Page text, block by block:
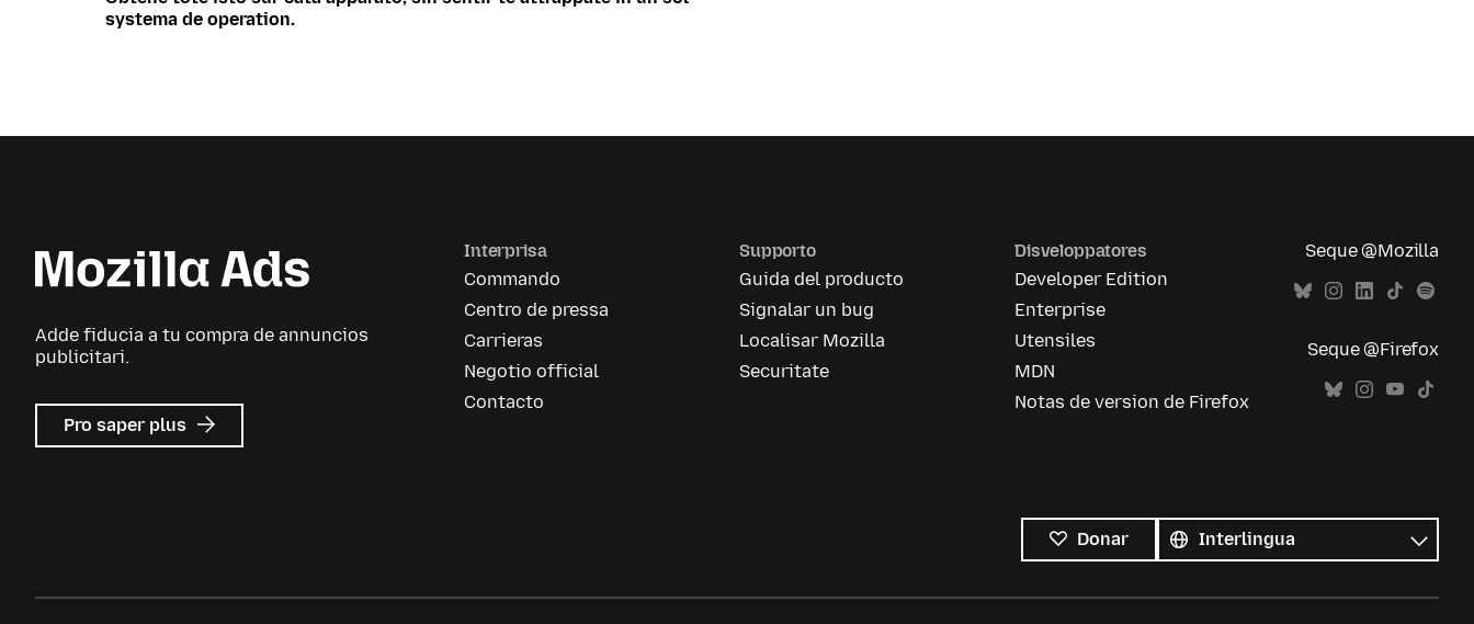
systema de operation.
Adde fiducia a tu compra de annuncios
publicitari.
Pro saper plus re
Avisos
Interprisa
Commando
Centro de pressa
Carrieras
Negotio official
Contacto
Supporto
Guida del producto
Signalar un bug
Localisar Mozilla
Securitate
Disveloppatores
Developer Edition
Enterprise
Utensiles
MDN
Notas de version de Firefox
Seque @Mozilla
Seque @Firefox
Donar
le
linguas
Lingua